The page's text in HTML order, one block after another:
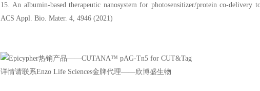
15. An albumin-based therapeutic nanosystem for photosensitizer/protein co-
ACS Appl. Bio. Mater. 4, 4946 (2021)
详情请联系Enzo Life Sciences金牌代理——欣博盛生物